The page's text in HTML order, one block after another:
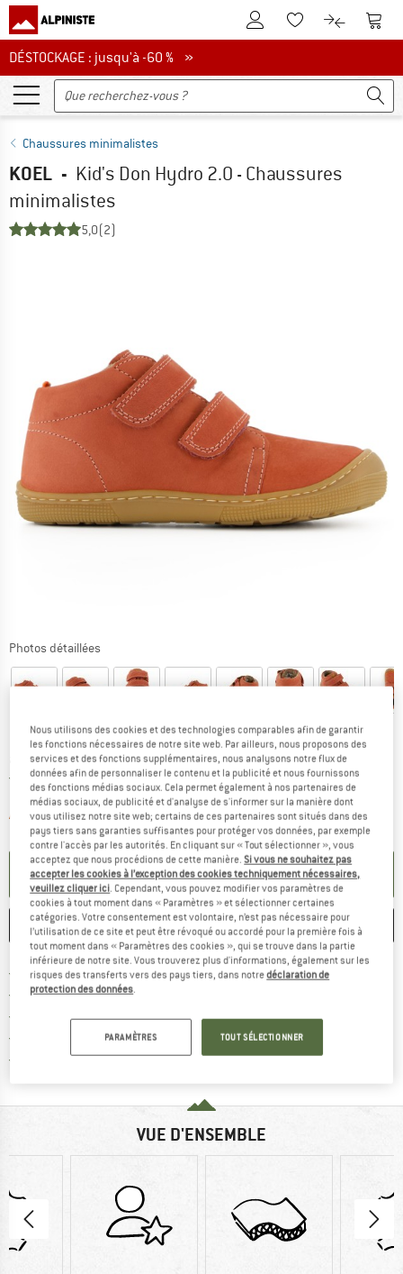
Vers le compte client
Vers la liste
Vers le
DÉSTOCKAGE : jusqu'à -60 %
DÉSTOCKAGE : jusqu'à -60 % »
Chaussures minimalistes
KOEL - Kid's Don Hydro 2.0 - Chaussures
minimalistes
5,0(2)
Photos détaillées
Prix:
à partir de74,95€ TVA incl.
Livraison gratuite(FR)France. Informations sur les frais de
Article momentanément épuisé;Le lien s'ouvre dans une boîte
PARAMÉTRER ALERTE
ENREGISTRER COMPARER
Livraison gratuite dès 69 € (FR)Trouve les infos sur la
Droit de retour de 100 jours
> 4 000 000 clients satisfaits
Tous les articles disponibles
Protection des acheteurs de Trusted ShopsTrouve toutes les
VUE D'ENSEMBLE
Nous utilisons des cookies et des technologies comparables afin de garantir
les fonctions nécessaires de notre site web. Par ailleurs, nous proposons des
services et des fonctions supplémentaires, nous analysons notre flux de
données afin de personnaliser le contenu et la publicité et nous fournissons
des fonctions médias sociaux. Cela permet également à nos partenaires de
médias sociaux, de publicité et d'analyse de s'informer sur la manière dont
vous utilisez notre site web; certains de ces partenaires sont situés dans des
pays tiers sans garanties suffisantes pour protéger vos données, par exemple
contre l'accès par les autorités. En cliquant sur « Tout sélectionner », vous
acceptez que nous procédions de cette manière.Si vous ne souhaitez pas
accepter les cookies à l’exception des cookies techniquement nécessaires,
veuillez cliquer ici. Cependant, vous pouvez modifier vos paramètres de
cookies à tout moment dans « Paramètres » et sélectionner certaines
catégories. Votre consentement est volontaire, n’est pas nécessaire pour
l’utilisation de ce site et peut être révoqué ou accordé pour la première fois à
tout moment dans « Paramètres des cookies », qui se trouve dans la partie
inférieure de notre site. Vous trouverez plus d'informations, également sur les
risques des transferts vers des pays tiers, dans notredéclaration de
protection des données.
PARAMÈTRES TOUT SÉLECTIONNER